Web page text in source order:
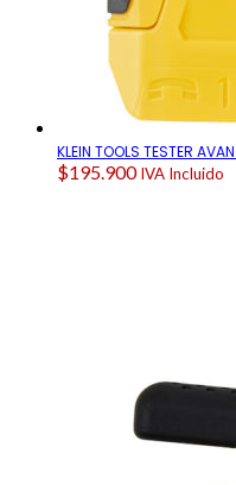
KLEIN TOOLS TESTER
$195.900 IVA Incluido